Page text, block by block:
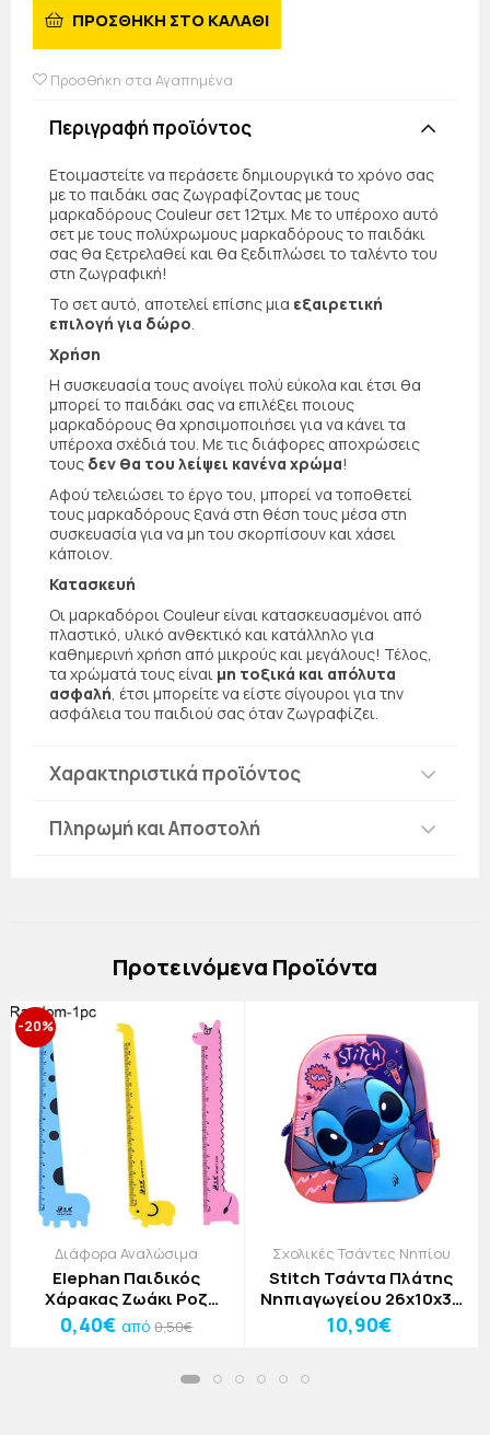
ΠΡΟΣΘΗΚΗ ΣΤΟ ΚΑΛΑΘΙ
Προσθήκη στα Αγαπημένα
Περιγραφή προϊόντος
Ετοιμαστείτε να περάσετε δημιουργικά το χρόνο σας
με το παιδάκι σας ζωγραφίζοντας με τους
μαρκαδόρους Couleur σετ 12τμχ. Με το υπέροχο αυτό
σετ με τους πολύχρωμους μαρκαδόρους το παιδάκι
σας θα ξετρελαθεί και θα ξεδιπλώσει το ταλέντο του
στη ζωγραφική!
Το σετ αυτό, αποτελεί επίσης μια εξαιρετική
επιλογή για δώρο
Χρήση
Η συσκευασία τους ανοίγει πολύ εύκολα και έτσι θα
μπορεί το παιδάκι σας να επιλέξει ποιους
μαρκαδόρους θα χρησιμοποιήσει για να κάνει τα
υπέροχα σχέδιά του. Με τις διάφορες αποχρώσεις
τους δεν θα του λείψει κανένα χρώμα!
Αφού τελειώσει το έργο του, μπορεί να τοποθετεί
τους μαρκαδόρους ξανά στη θέση τους μέσα στη
συσκευασία για να μη του σκορπίσουν και χάσει
κάποιον.
Κατασκευή
Οι μαρκαδόροι Couleur είναι κατασκευασμένοι από
πλαστικό, υλικό ανθεκτικό και κατάλληλο για
καθημερινή χρήση από μικρούς και μεγάλους! Τέλος,
τα χρώματά τους είναι μη τοξικά και απόλυτα
ασφαλή , έτσι μπορείτε να είστε σίγουροι για την
ασφάλεια του παιδιού σας όταν ζωγραφίζει.
Χαρακτηριστικά προϊόντος
Πληρωμή και Αποστολή
Πρoτεινόμενα Προϊόντα
-20%
Διάφορα Αναλώσιμα
Elephan Παιδικός
Χάρακας Ζωάκι Ροζ
Ελέφαντας 15cm
0,40€ από0,50€
Σχολικές Τσάντες Νηπίου
Stitch Τσάντα Πλάτης
Νηπιαγωγείου 26x10x32
Must Team 3D EVA
10,90€